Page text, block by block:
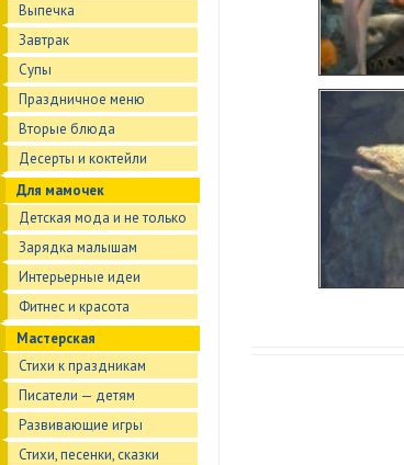
Выпечка
Завтрак
Супы
Праздничное меню
Вторые блюда
Десерты и коктейли
Для мамочек
Детская мода и не только
Зарядка малышам
Интерьерные идеи
Фитнес и красота
Мастерская
Стихи к праздникам
Писатели — детям
Развивающие игры
Стихи, песенки, сказки